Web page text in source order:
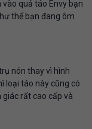
quả táo Envy bạn
thể bạn đang ôm
nón thay vì hình
loại táo này cũng có
giác rất cao cấp và